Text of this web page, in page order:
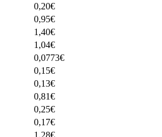
0,20€
0,95€
1,40€
1,04€
0,0773€
0,15€
0,13€
0,81€
0,25€
0,17€